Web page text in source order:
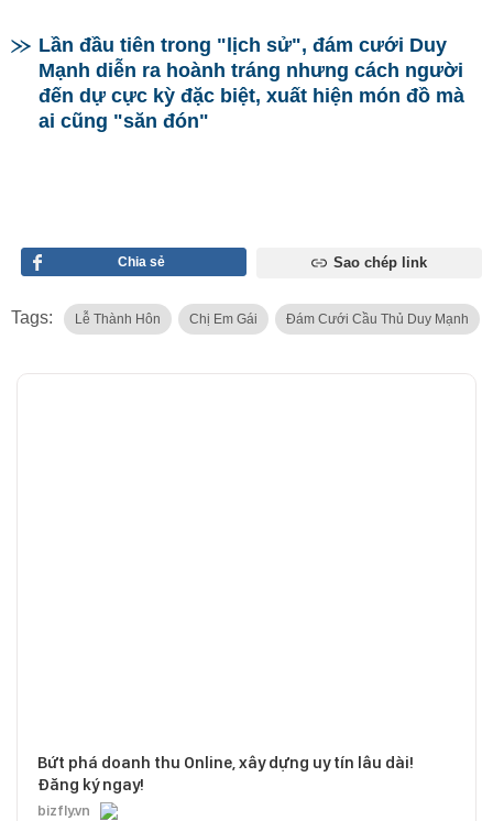
Lần đầu tiên trong "lịch sử", đám cưới Duy
Mạnh diễn ra hoành tráng nhưng cách người
đến dự cực kỳ đặc biệt, xuất hiện món đồ mà
ai cũng "săn đón"
Chia sẻ Sao chép link
Tags: Lễ Thành Hôn Chị Em Gái Đám Cưới Cầu Thủ Duy Mạnh
Bứt phá doanh thu Online, xây dựng uy tín lâu dài!
Đăng ký ngay!
bizfly.vn